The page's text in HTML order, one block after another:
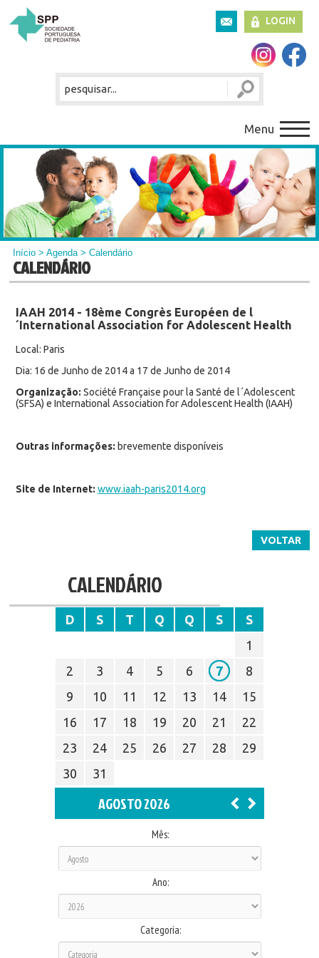
LOGIN
Menu
Início >Agenda> Calendário
CALENDÁRIO
IAAH 2014 - 18ème Congrès Européen de l
´International Association for Adolescent Health
Local: Paris
Dia: 16 de Junho de 2014 a 17 de Junho de 2014
Organização: Société Française pour la Santé de l´Adolescent
(SFSA) e International Association for Adolescent Health (IAAH)
Outras informações: brevemente disponíveis
Site de Internet: www.iaah-paris2014.org
VOLTAR
CALENDÁRIO
D S T Q Q S
S
1
2
3 4 5 6 7
8
9
10 11 12 13 14
15
16
17 18 19 20 21
22
23
24 25 26 27 28
29
30
31
AGOSTO 2026
Mês:
Ano:
Categoria: